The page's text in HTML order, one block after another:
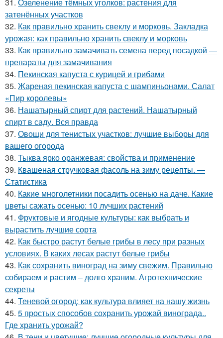
затенённых участков
32. Как правильно хранить свеклу и морковь. Закладка
урожая: как правильно хранить свеклу и морковь
33. Как правильно замачивать семена перед посадкой —
препараты для замачивания
34. Пекинская капуста с курицей и грибами
35. Жареная пекинская капуста с шампиньонами. Салат
«Пир королевы»
36. Нашатырный спирт для растений. Нашатырный
спирт в саду. Вся правда
37. Овощи для тенистых участков: лучшие выборы для
вашего огорода
38. Тыква ярко оранжевая: свойства и применение
39. Квашеная стручковая фасоль на зиму рецепты. —
Статистика
40. Какие многолетники посадить осенью на даче. Какие
цветы сажать осенью: 10 лучших растений
41. Фруктовые и ягодные культуры: как выбрать и
вырастить лучшие сорта
42. Как быстро растут белые грибы в лесу при разных
условиях. В каких лесах растут белые грибы
43. Как сохранить виноград на зиму свежим. Правильно
собираем и растим – долго храним. Агротехнические
секреты
44. Теневой огород: как культура влияет на нашу жизнь
45. 5 простых способов сохранить урожай винограда..
Где хранить урожай?